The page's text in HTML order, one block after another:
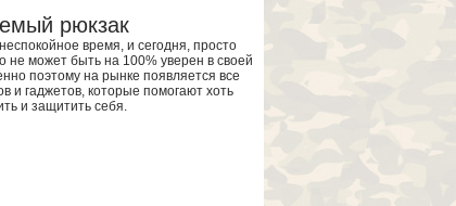
рюкзак
время, и сегодня, просто
не может быть на 100% уверен в своей
поэтому на рынке появляется все
и гаджетов, которые помогают хоть
и защитить себя.